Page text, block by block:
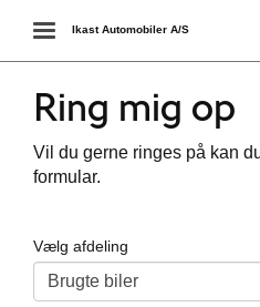
Toggle
navigation
Ikast Automobiler A/S
Ring mig op
Vil du gerne ringes på kan
formular.
Vælg afdeling